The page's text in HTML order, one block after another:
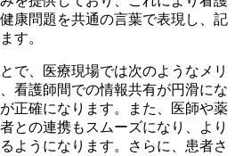
康問題を共通の言葉で表現し、記
す。
で、医療現場では次のようなメリ
看護師間での情報共有が円滑にな
正確になります。また、医師や薬
との連携もスムーズになり、より
ようになります。さらに、患者さ